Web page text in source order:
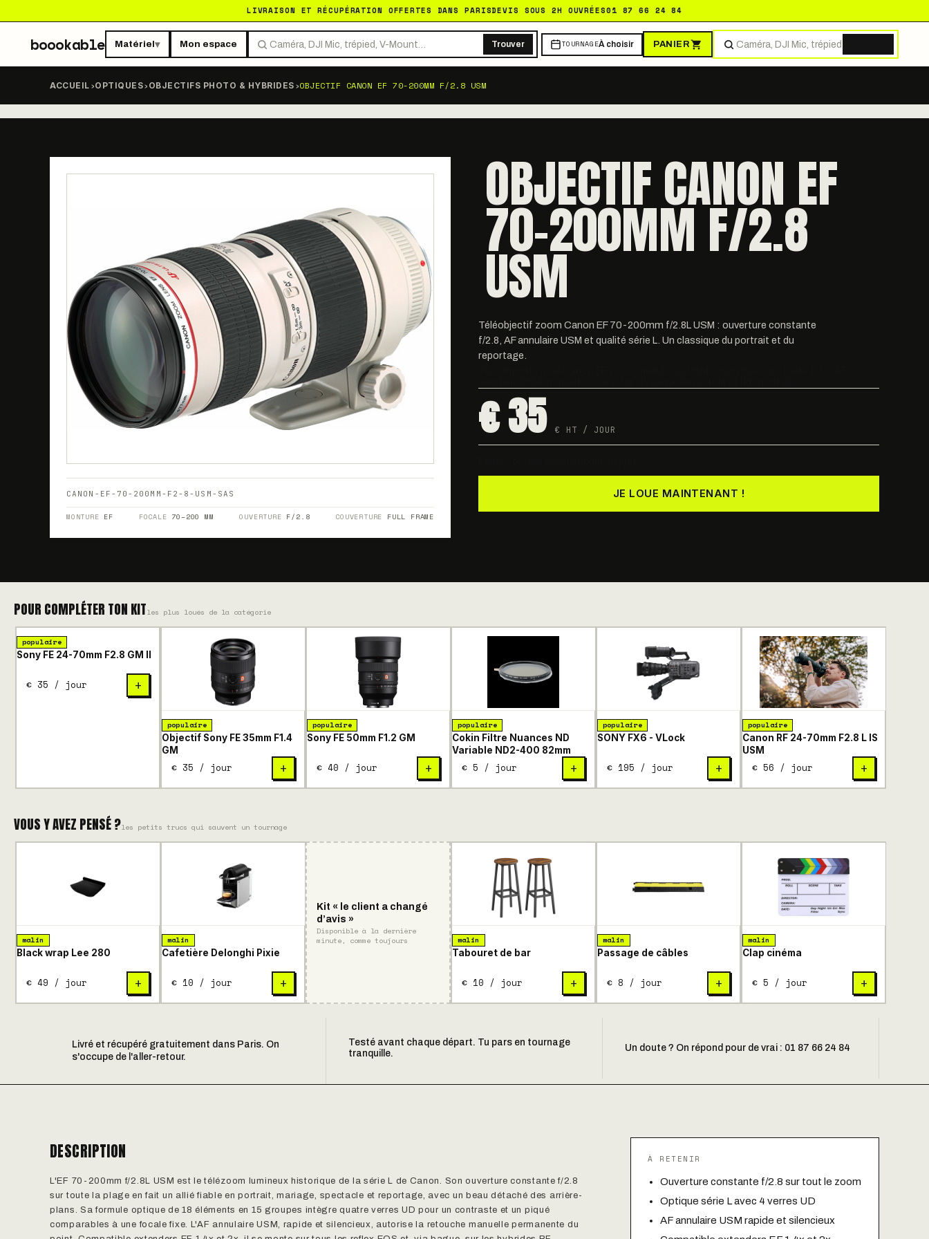
LIVRAISON ET RÉCUPÉRATION OFFERTES DANS PARISDEVIS SOUS 2H OUVRÉES01 87 66 24 84
boookable Matériel▾ Mon espace Trouver TOURNAGEÀ choisir PANIER
ACCUEIL ›OPTIQUES› OBJECTIFS PHOTO & HYBRIDES ›OBJECTIF CANON EF 70-200MM F/2.8 USM
CANON-EF-70-200MM-F2-8-USM-SAS
MONTURE EF FOCALE 70–200 MM OUVERTURE F/2.8 COUVERTURE FULL FRAME
OBJECTIF CANON EF
70-200MM F/2.8
USM
Téléobjectif zoom Canon EF 70-200mm f/2.8L USM : ouverture constante
f/2.8, AF annulaire USM et qualité série L. Un classique du portrait et du
reportage.
€ 35 € HT / JOUR
JE LOUE MAINTENANT !
POUR COMPLÉTER TON KITles plus loués de la catégorie
populaire
Sony FE 24-70mm F2.8 GM II
€ 35 / jour +
populaire
Objectif Sony FE 35mm F1.4
GM
€ 35 / jour +
populaire
Sony FE 50mm F1.2 GM
€ 40 / jour +
populaire
Cokin Filtre Nuances ND
Variable ND2-400 82mm
€ 5 / jour +
populaire
SONY FX6 - VLock
€ 195 / jour +
populaire
Canon RF 24-70mm F2.8 L IS
USM
€ 56 / jour +
VOUS Y AVEZ PENSÉ ?les petits trucs qui sauvent un tournage
malin
Black wrap Lee 280
€ 49 / jour +
malin
Cafetière Delonghi Pixie
€ 10 / jour +
Kit « le client a changé
d’avis »
Disponible à la dernière
minute, comme toujours
malin
Tabouret de bar
€ 10 / jour +
malin
Passage de câbles
€ 8 / jour +
malin
Clap cinéma
€ 5 / jour +
Livré et récupéré gratuitement dans Paris. On
s'occupe de l'aller-retour.
Testé avant chaque départ. Tu pars en tournage
tranquille.
Un doute ? On répond pour de vrai : 01 87 66 24 84
DESCRIPTION
L'EF 70-200mm f/2.8L USM est le télézoom lumineux historique de la série L de Canon. Son ouverture constante f/2.8
sur toute la plage en fait un allié fiable en portrait, mariage, spectacle et reportage, avec un beau détaché des arrière-
plans. Sa formule optique de 18 éléments en 15 groupes intègre quatre verres UD pour un contraste et un piqué
comparables à une focale fixe. L'AF annulaire USM, rapide et silencieux, autorise la retouche manuelle permanente du
À RETENIR
Ouverture constante f/2.8 sur tout le zoom
Optique série L avec 4 verres UD
AF annulaire USM rapide et silencieux